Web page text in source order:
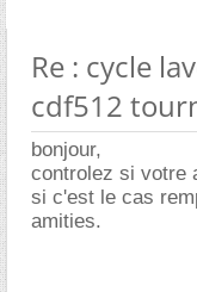
Re : cycle
cdf512
bonjour,
controlez si votre
si c'est le cas
amities.